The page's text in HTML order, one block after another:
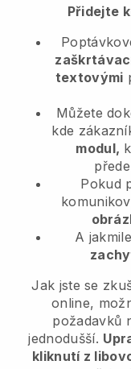
Přidejte
textovými
Můžete
kde
modul,
Pokud
A
Jak jste se
online,
požadavků
jednodušší.
kliknutí z